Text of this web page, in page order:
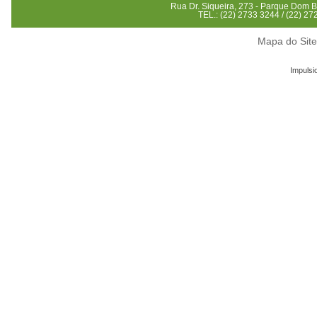
Rua Dr. Siqueira, 273 - Parque Dom
TEL.: (22) 2733 3244 / (22)
Mapa do Site